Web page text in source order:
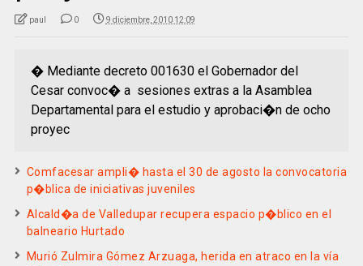
paul 0 9 diciembre, 2010 12:09
� Mediante decreto 001630 el Gobernador del
Cesar convoc� a sesiones extras a la Asamblea
Departamental para el estudio y aprobaci�n de ocho
proyec
Comfacesar ampli� hasta el 30 de agosto la convocatoria
p�blica de iniciativas juveniles
Alcald�a de Valledupar recupera espacio p�blico en el
balneario Hurtado
Murió Zulmira Gómez Arzuaga, herida en atraco en la vía